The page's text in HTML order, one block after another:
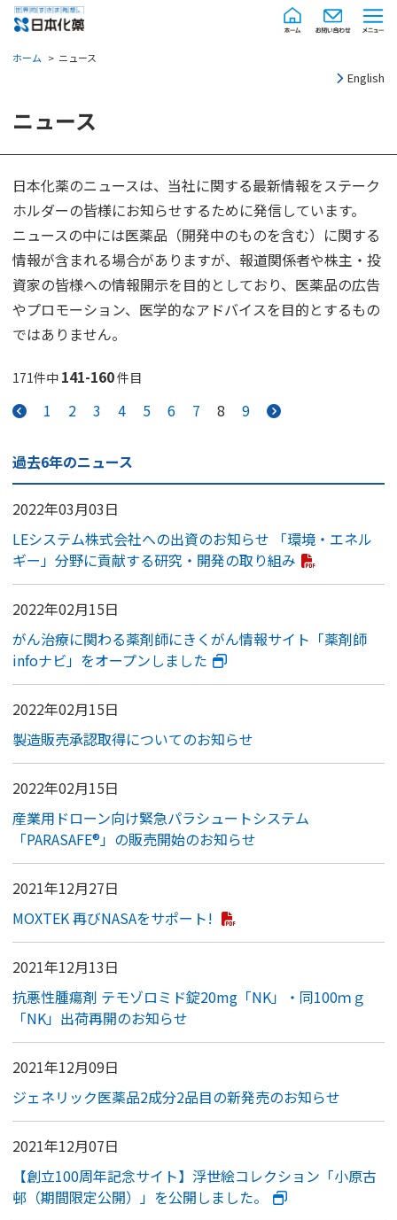
ホーム ニュース
English
ニュース
日本化薬のニュースは、当社に関する最新情報をステーク
ホルダーの皆様にお知らせするために発信しています。
ニュースの中には医薬品（開発中のものを含む）に関する
情報が含まれる場合がありますが、報道関係者や株主・投
資家の皆様への情報開示を目的としており、医薬品の広告
やプロモーション、医学的なアドバイスを目的とするもの
ではありません。
171件中 141-160件目
1 2 3 4 5 6 7 8 9
過去6年のニュース
2022年03月03日
LEシステム株式会社への出資のお知らせ 「環境・エネル
ギー」分野に貢献する研究・開発の取り組み
2022年02月15日
がん治療に関わる薬剤師にきくがん情報サイト「薬剤師
infoナビ」をオープンしました
2022年02月15日
製造販売承認取得についてのお知らせ
2022年02月15日
産業用ドローン向け緊急パラシュートシステム
「PARASAFE®︎」の販売開始のお知らせ
2021年12月27日
MOXTEK 再びNASAをサポート!
2021年12月13日
抗悪性腫瘍剤 テモゾロミド錠20mg「NK」・同100ｍｇ
「NK」出荷再開のお知らせ
2021年12月09日
ジェネリック医薬品2成分2品目の新発売のお知らせ
2021年12月07日
【創立100周年記念サイト】浮世絵コレクション「小原古
邨（期間限定公開）」を公開しました。